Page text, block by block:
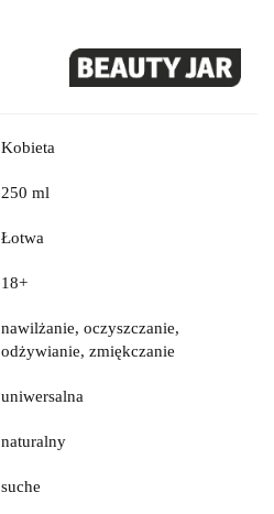
Kobieta
250 ml
Łotwa
18+
nawilżanie, oczyszczanie,
odżywianie, zmiękczanie
uniwersalna
naturalny
suche